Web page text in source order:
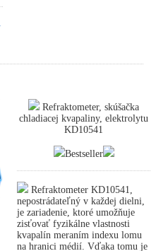
Refraktometer, skúšačka
chladiacej kvapaliny, elektrolytu
KD10541
Bestseller
Refraktometer KD10541,
nepostrádateľný v každej dielni,
je zariadenie, ktoré umožňuje
zisťovať fyzikálne vlastnosti
kvapalín meraním indexu lomu
na hranici médií. Vďaka tomu je